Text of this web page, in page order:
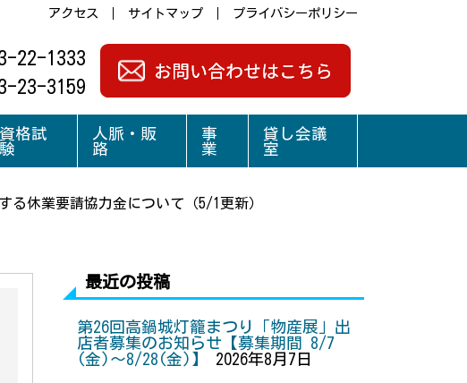
アクセス サイトマップ プライバシーポリシー
22-1333
23-3159
資格試
験
人脈・販
路
事
業
貸し会議
室
る休業要請協力金について（5/1更新）
最近の投稿
第26回高鍋城灯籠まつり「物産展」出
店者募集のお知らせ【募集期間 8/7
(金)～8/28(金)】
2026年8月7日